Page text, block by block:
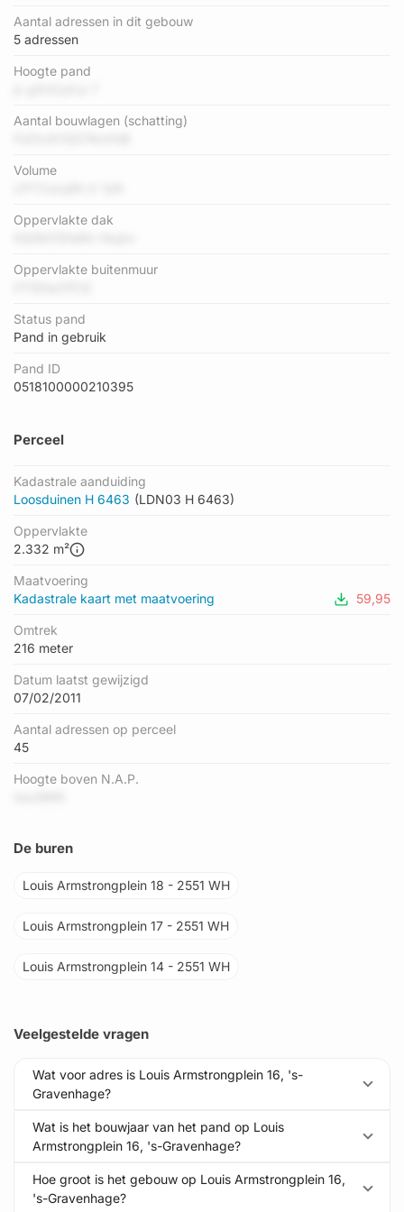
Aantal adressen in dit gebouw
5 adressen
Hoogte pand
Aantal bouwlagen (schatting)
Volume
Oppervlakte dak
Oppervlakte buitenmuur
Status pand
Pand in gebruik
Pand ID
0518100000210395
Perceel
Kadastrale aanduiding
Loosduinen H 6463 (LDN03 H 6463)
Oppervlakte
2.332 m²
Maatvoering
Kadastrale kaart met maatvoering
59,95
Omtrek
216 meter
Datum laatst gewijzigd
07/02/2011
Aantal adressen op perceel
45
Hoogte boven N.A.P.
De buren
Louis Armstrongplein 18 - 2551 WH
Louis Armstrongplein 17 - 2551 WH
Louis Armstrongplein 14 - 2551 WH
Veelgestelde vragen
Wat voor adres is Louis Armstrongplein 16, 's-
Gravenhage?
Wat is het bouwjaar van het pand op Louis
Armstrongplein 16, 's-Gravenhage?
Hoe groot is het gebouw op Louis Armstrongplein 16,
's-Gravenhage?